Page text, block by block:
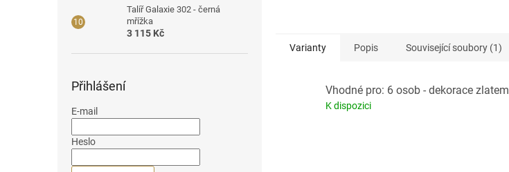
Talíř Galaxie 302 - černá
mřížka
3 115 Kč
Přihlášení
E-mail
Heslo
Varianty Popis Související soubory (1)
Vhodné pro: 6 osob - dekorace zlatem
K dispozici